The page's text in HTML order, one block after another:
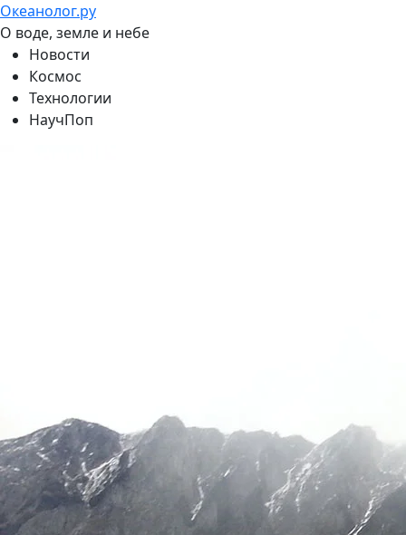
Океанолог.ру
О воде, земле и небе
Новости
Космос
Технологии
НаучПоп